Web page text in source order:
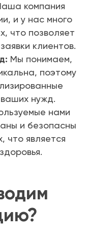
компания
и у нас много
что позволяет
клиентов.
Мы понимаем,
поэтому
нужд.
нами
и безопасны
что является